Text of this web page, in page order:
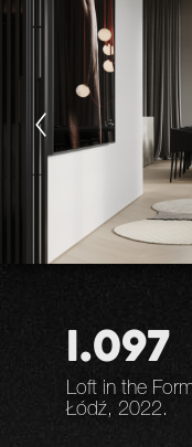
I.097
Loft in the
Łódź, 2022.